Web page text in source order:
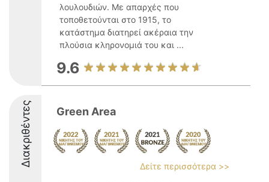
λουλουδιών. Με απαρχές που
τοποθετούνται στο 1915, το
κατάστημα διατηρεί ακέραια την
πλούσια κληρονομιά του και ...
9.6
Διακριθέντες Green Area
Δείτε περισσότερα >>